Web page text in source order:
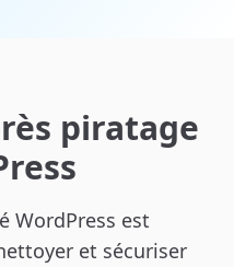
piratage
WordPress est
et sécuriser